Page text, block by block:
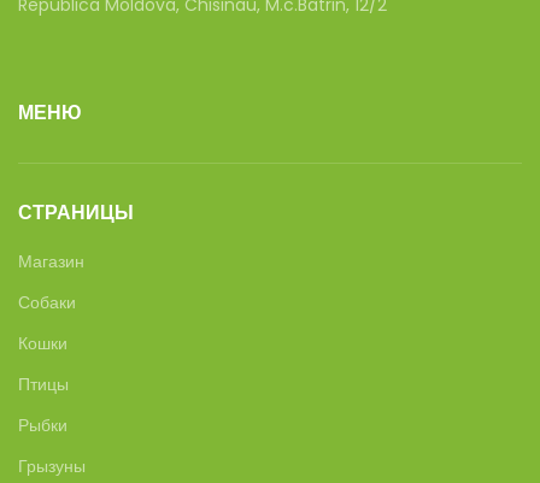
Republica Moldova, Chisinau, M.c.Batrin, 12/2
МЕНЮ
СТРАНИЦЫ
Магазин
Собаки
Кошки
Птицы
Рыбки
Грызуны